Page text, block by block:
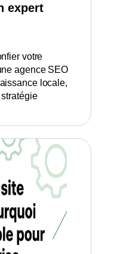
expert
votre
agence SEO
locale,